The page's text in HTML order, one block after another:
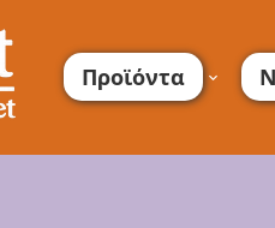
Προϊόντα